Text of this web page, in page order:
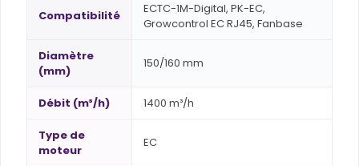
Compatibilité
ECTC-1M-Digital, PK-EC,
Growcontrol EC RJ45, Fanbase
Diamètre
(mm)
150/160 mm
Débit (m³/h) 1400 m³/h
Type de
moteur
EC